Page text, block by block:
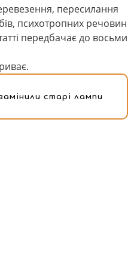
пересилання
психотропних речовин
передбачає до восьми
старі лампи